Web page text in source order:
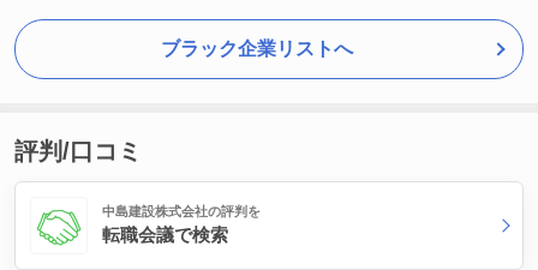
ブラック企業リストへ
評判/口コミ
中島建設株式会社の評判を
転職会議で検索